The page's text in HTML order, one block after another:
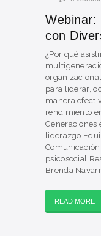
Webinar:
con
¿Por qué
para liderar,
manera
rendimiento
Generaciones
liderazgo
psicosocial
Brenda
READ MORE